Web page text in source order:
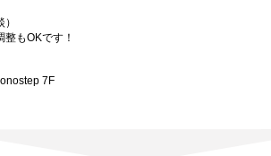
もOKです！
7F